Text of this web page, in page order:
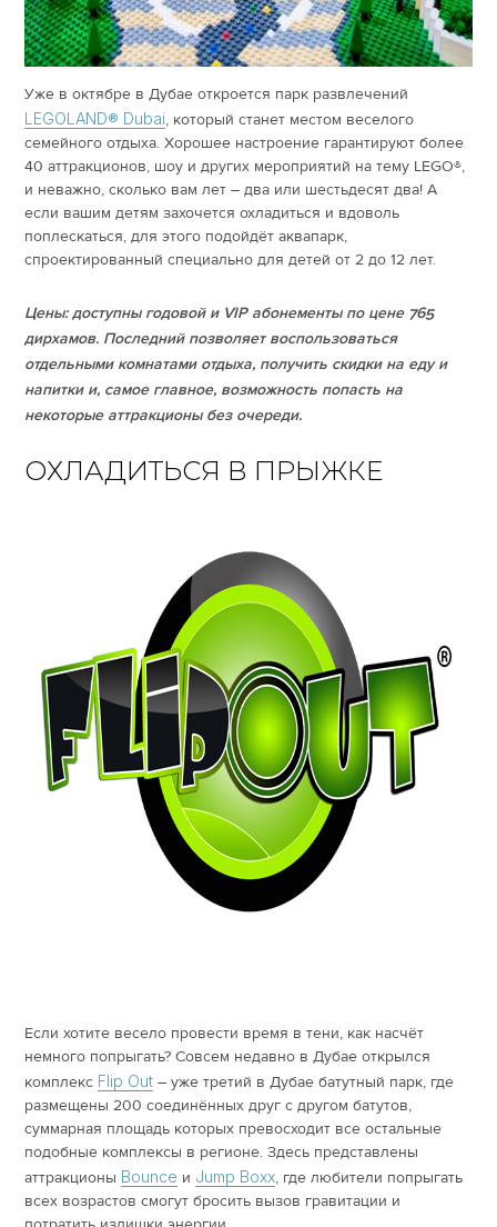
Уже в октябре в Дубае откроется парк развлечений
LEGOLAND® Dubai, который станет местом веселого
семейного отдыха. Хорошее настроение гарантируют более
40 аттракционов, шоу и других мероприятий на тему LEGO®,
и неважно, сколько вам лет – два или шестьдесят два! А
если вашим детям захочется охладиться и вдоволь
поплескаться, для этого подойдёт аквапарк,
спроектированный специально для детей от 2 до 12 лет.
Цены: доступны годовой и VIP абонементы по цене 765
дирхамов. Последний позволяет воспользоваться
отдельными комнатами отдыха, получить скидки на еду и
напитки и, самое главное, возможность попасть на
некоторые аттракционы без очереди.
ОХЛАДИТЬСЯ В ПРЫЖКЕ
Если хотите весело провести время в тени, как насчёт
немного попрыгать? Совсем недавно в Дубае открылся
комплекс Flip Out– уже третий в Дубае батутный парк, где
размещены 200 соединённых друг с другом батутов,
суммарная площадь которых превосходит все остальные
подобные комплексы в регионе. Здесь представлены
аттракционы Bounce и Jump Boxx, где любители попрыгать
всех возрастов смогут бросить вызов гравитации и